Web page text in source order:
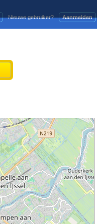
Aanmelden
Nieuwe gebruiker?